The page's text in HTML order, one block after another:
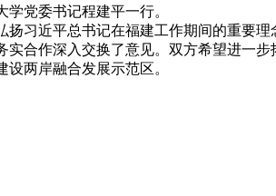
党委书记程建平一行。
近平总书记在福建工作期间的重要
合作深入交换了意见。双方希望进一
两岸融合发展示范区。